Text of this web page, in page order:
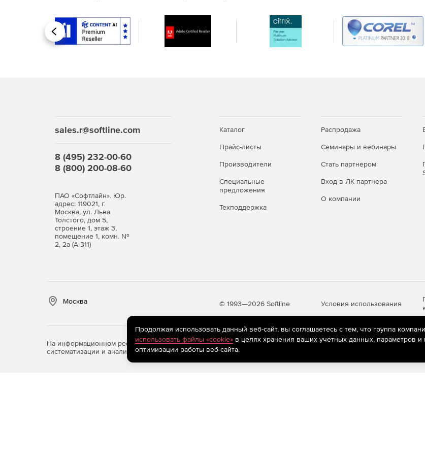
Назад
sales.r@softline.com
8 (495) 232-00-60
8 (800) 200-08-60
ПАО «Софтлайн». Юр.
адрес: 119021, г.
Москва, ул. Льва
Толстого, дом 5,
строение 1, этаж 3,
помещение 1, комн. №
2, 2а (А-311)
Каталог
Прайс-листы
Производители
Специальные
предложения
Техподдержка
Распродажа
Семинары и вебинары
Стать партнером
Вход в ЛК партнера
О компании
Москва © 1993—2026 Softline Условия использования
На информационном ресурсе store.softline.ru применяютсярекомендательные технологии (информационные
систематизации и анализа сведений, относящихся к предпочтениям пользователей сети «Интернет»,
Продолжая использовать данный веб-сайт, вы соглашаетесь с тем, что группа
использовать файлы «cookie»в целях хранения ваших учетных данных, параметров и
оптимизации работы веб-сайта.